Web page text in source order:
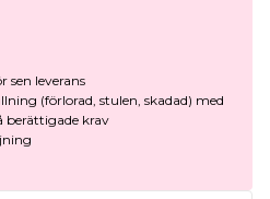
sen leverans
(förlorad, stulen, skadad) med
berättigade krav